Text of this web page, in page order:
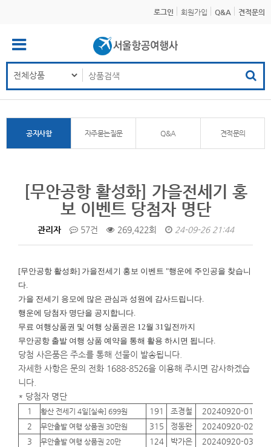
로그인 회원가입 Q&A 견적문의
공지사항 자주묻는질문 Q&A 견적문의
[무안공항 활성화] 가을전세기 홍
보 이벤트 당첨자 명단
관리자 57건 269,422회 24-09-26 21:44
[무안공항 활성화] 가을전세기 홍보 이벤트 "행운에 주인공을 찾습니
다.
가을 전세기 응모에 많은 관심과 성원에 감사드립니다.
행운에 당첨자 명단을 공지합니다.
무료 여행상품권 및 여행 상품권은 12월 31일전까지
무안공항 출발 여행 상품 예약을 통해 활용 하시면 됩니다.
당첨 사은품은 주소를 통해 선물이 발송됩니다.
자세한 사항은 문의 전화 1688-8526을 이용해 주시면 감사하겠습
니다.
* 당첨자 명단
1 황산 전세기 4일[실속] 699원 191 조경철 20240920-01
2
무안출발 여행 상품권 30만원 315 정동완 20240920-02
3
무안출발 여행 상품권 20만 124 박가은 20240920-03